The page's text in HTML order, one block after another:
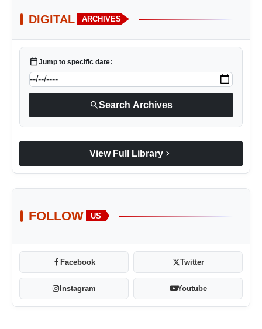
DIGITAL ARCHIVES
calendar_todayJump to specific date:
searchSearch Archives
View Full Library chevron_right
FOLLOW US
Facebook Twitter
Instagram Youtube